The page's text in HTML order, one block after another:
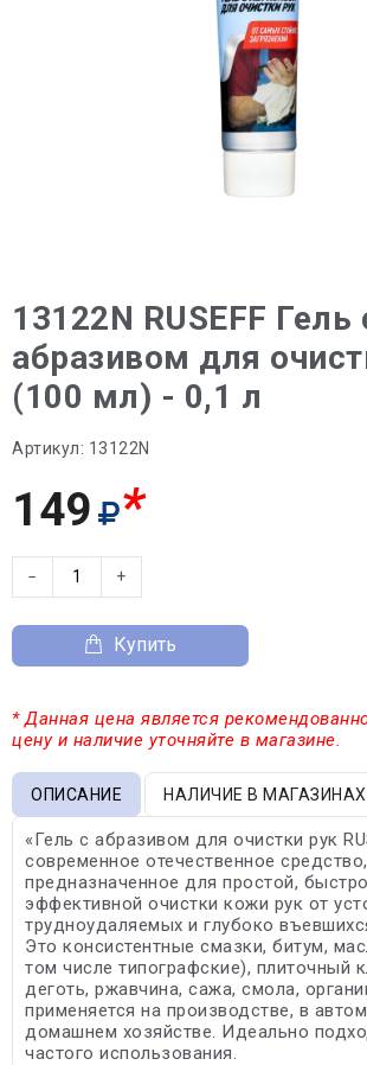
13122N RUSEFF Гель
абразивом для
(100 мл) - 0,1 л
Артикул: 13122N
149 *
− +
Купить
* Данная цена является
цену и наличие уточняйте в магазине.
ОПИСАНИЕ НАЛИЧИЕ В МАГАЗИНАХ
«Гель с абразивом для очистки рук
современное отечественное средство,
предназначенное для простой,
эффективной очистки кожи рук от
трудноудаляемых и глубоко
Это консистентные смазки, битум,
том числе типографские), плиточный
деготь, ржавчина, сажа, смола,
применяется на производстве, в
домашнем хозяйстве. Идеально
частого использования.